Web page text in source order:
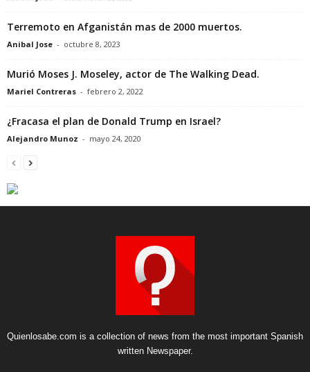
Terremoto en Afganistán mas de 2000 muertos.
Anibal Jose - octubre 8, 2023
Murió Moses J. Moseley, actor de The Walking Dead.
Mariel Contreras - febrero 2, 2022
¿Fracasa el plan de Donald Trump en Israel?
Alejandro Munoz - mayo 24, 2020
Quienlosabe.com is a collection of news from the most important Spanish
written Newspaper.